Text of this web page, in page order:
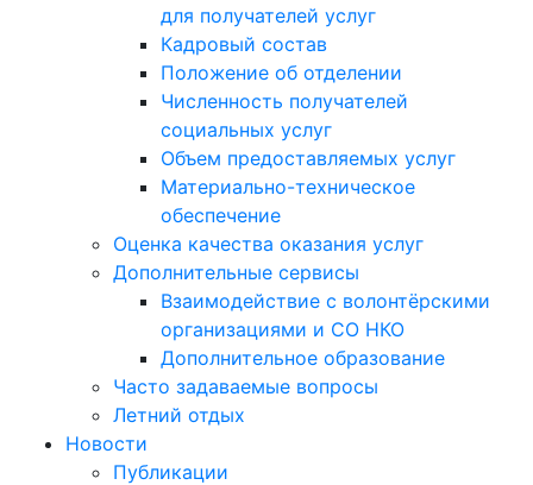
для получателей услуг
Кадровый состав
Положение об отделении
Численность получателей
социальных услуг
Объем предоставляемых услуг
Материально-техническое
обеспечение
Оценка качества оказания услуг
Дополнительные сервисы
Взаимодействие с волонтёрскими
организациями и СО НКО
Дополнительное образование
Часто задаваемые вопросы
Летний отдых
Новости
Публикации